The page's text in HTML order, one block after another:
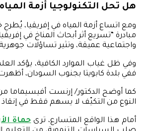
هل تحل التكنولوجيا أزمة
ومع اتساع أزمة المياه في إفريقيا،
واجتماعية عميقة، وتثير تساؤلات
وفي ظل غياب الموارد الكافية، يؤكد
ففي بلدة كابويتا بجنوب السودان،
كما أوضح الدكتور/ إرنست أفيسيماما من
النوع من التكيّف لا يسهم فقط في إنقاذ المحاصيل، وإنما في تحقيق الهدف (6) من
أمام هذا الواقع المتسارع، ترىحماة